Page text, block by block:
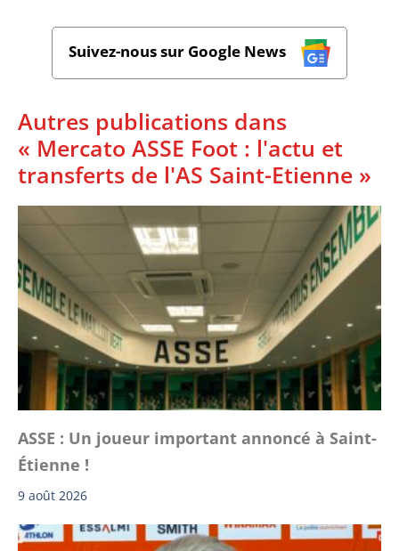
Suivez-nous sur Google News
Autres publications dans
« Mercato ASSE Foot : l'actu et
transferts de l'AS Saint-Etienne »
ASSE : Un joueur important annoncé à Saint-
Étienne !
9 août 2026